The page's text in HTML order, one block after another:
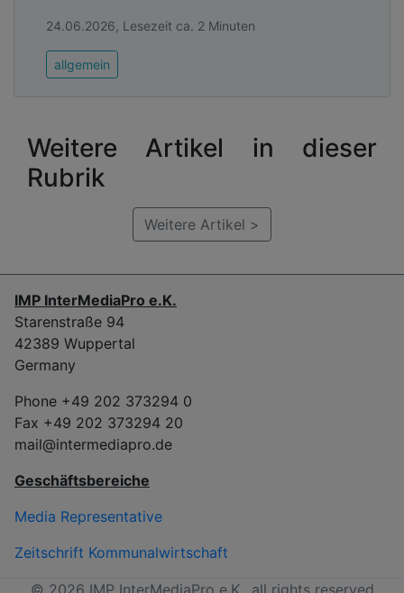
24.06.2026, Lesezeit ca. 2 Minuten
allgemein
Weitere Artikel in dieser
Rubrik
Weitere Artikel >
IMP InterMediaPro e.K.
Starenstraße 94
42389 Wuppertal
Germany
Phone +49 202 373294 0
Fax +49 202 373294 20
mail@intermediapro.de
Geschäftsbereiche
Media Representative
Zeitschrift Kommunalwirtschaft